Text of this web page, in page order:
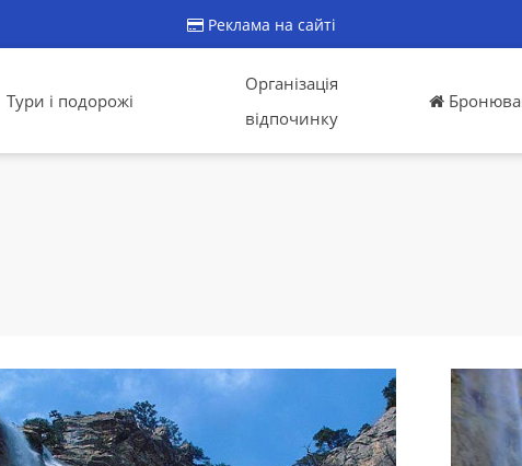
Реклама на сайті
Тури і подорожі
Організація
відпочинку